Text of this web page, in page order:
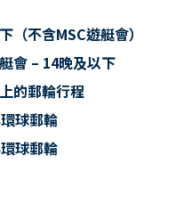
（不含MSC遊艇會）
會 – 14晚及以下
的郵輪行程
球郵輪
球郵輪